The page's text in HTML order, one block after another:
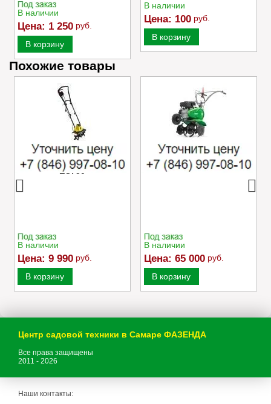
В наличии
Цена: 1 250 руб.
В корзину
В наличии
Цена: 100 руб.
В корзину
Похожие товары
Электрический
культиватор Champion
EC750
В наличии
Цена: 9 990 руб.
В корзину
Культиватор Caiman
MOKKO 40 C2
В наличии
Цена: 65 000 руб.
В корзину
Центр садовой техники в Самаре ФАЗЕНДА
Все права защищены
2011 - 2026
Наши контакты: